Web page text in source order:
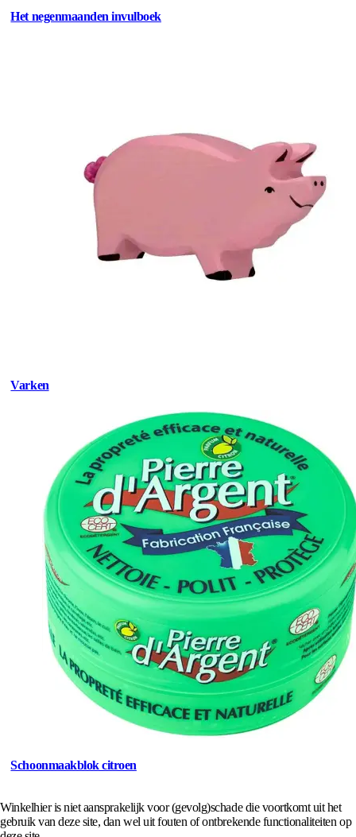
Het negenmaanden invulboek
Varken
Schoonmaakblok citroen
Winkelhier is niet aansprakelijk voor (gevolg)schade die voortkomt uit het
gebruik van deze site, dan wel uit fouten of ontbrekende functionaliteiten op